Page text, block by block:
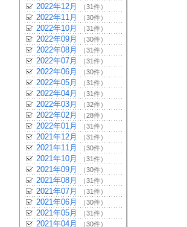
2022年12月 （31件）
2022年11月 （30件）
2022年10月 （31件）
2022年09月 （30件）
2022年08月 （31件）
2022年07月 （31件）
2022年06月 （30件）
2022年05月 （31件）
2022年04月 （31件）
2022年03月 （32件）
2022年02月 （28件）
2022年01月 （31件）
2021年12月 （31件）
2021年11月 （30件）
2021年10月 （31件）
2021年09月 （30件）
2021年08月 （31件）
2021年07月 （31件）
2021年06月 （30件）
2021年05月 （31件）
2021年04月 （30件）